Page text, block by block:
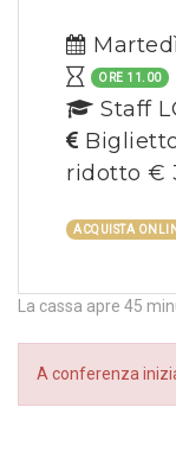
ORE 11.00
Staff
ridotto €
ACQUISTA
La cassa apre 45
A conferenza